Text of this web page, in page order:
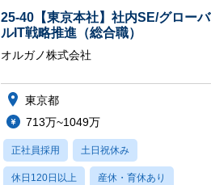
25-40【東京本社】社内SE/グローバ
ルIT戦略推進（総合職）
オルガノ株式会社
東京都
713万~1049万
正社員採用 土日祝休み
休日120日以上 産休・育休あり